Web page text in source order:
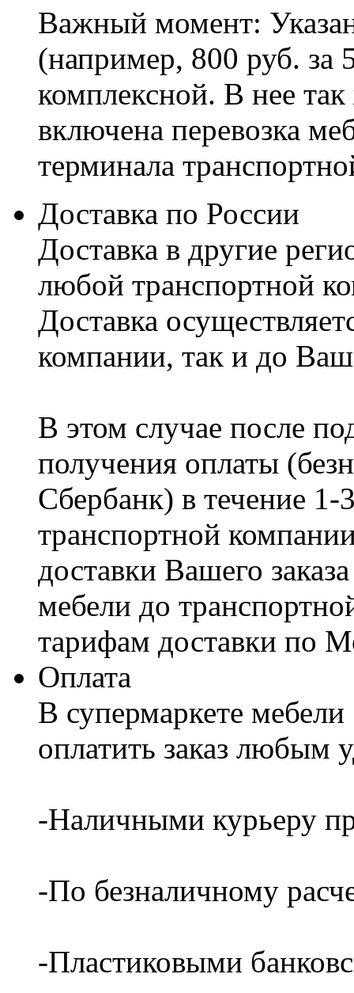
Важный момент:
(например, 800 руб. за
комплексной. В нее
включена перевозка
терминала
Доставка по России
Доставка в другие
любой транспортной
Доставка
компании, так и до
В этом случае после
получения оплаты
Сбербанк) в течение
транспортной
доставки Вашего
мебели до
тарифам доставки по
Оплата
В супермаркете
оплатить заказ любым
-Наличными курьеру
-По безналичному
-Пластиковыми